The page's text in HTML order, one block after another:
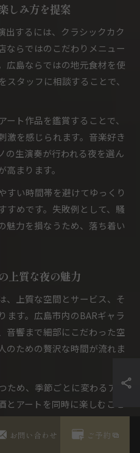
しみ方を提案
出するには、クラシックカク
ならではのこだわりメニュー
広島ならではの地元食材を使
タッフに相談することで、
ト作品を鑑賞することで、
激を感じられます。音楽好き
の生演奏が行われる夜を選ん
まります。
すい時間帯を避けてゆっくり
すめです。失敗例として、騒
魅力を損なうため、落ち着い
上質な夜の魅力
、上質な空間とサービス、そ
ます。広島市内のBARギャラ
音響まで細部にこだわった空
のための贅沢な時間が流れま
ため、季節ごとに変わるアー
アートを同時に楽しむこと
ができ、記憶に残る体験とな
お問い合わせ ご予約